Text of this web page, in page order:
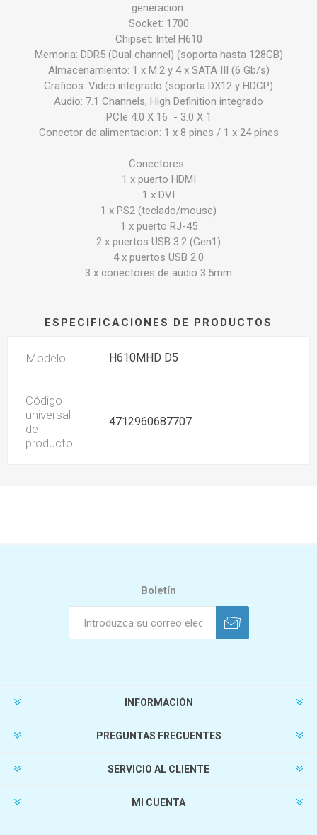
generacion.
Socket: 1700
Chipset: Intel H610
Memoria: DDR5 (Dual channel) (soporta hasta 128GB)
Almacenamiento: 1 x M.2 y 4 x SATA III (6 Gb/s)
Graficos: Video integrado (soporta DX12 y HDCP)
Audio: 7.1 Channels, High Definition integrado
PCIe 4.0 X 16 - 3.0 X 1
Conector de alimentacion: 1 x 8 pines / 1 x 24 pines
Conectores:
1 x puerto HDMI
1 x DVI
1 x PS2 (teclado/mouse)
1 x puerto RJ-45
2 x puertos USB 3.2 (Gen1)
4 x puertos USB 2.0
3 x conectores de audio 3.5mm
ESPECIFICACIONES DE PRODUCTOS
Modelo H610MHD D5
Código
universal
de
producto
4712960687707
Boletín
INFORMACIÓN
PREGUNTAS FRECUENTES
SERVICIO AL CLIENTE
MI CUENTA